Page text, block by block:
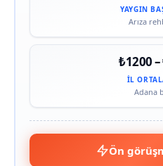
YAYGIN
Arıza
₺1200
İL
Adana
Ön